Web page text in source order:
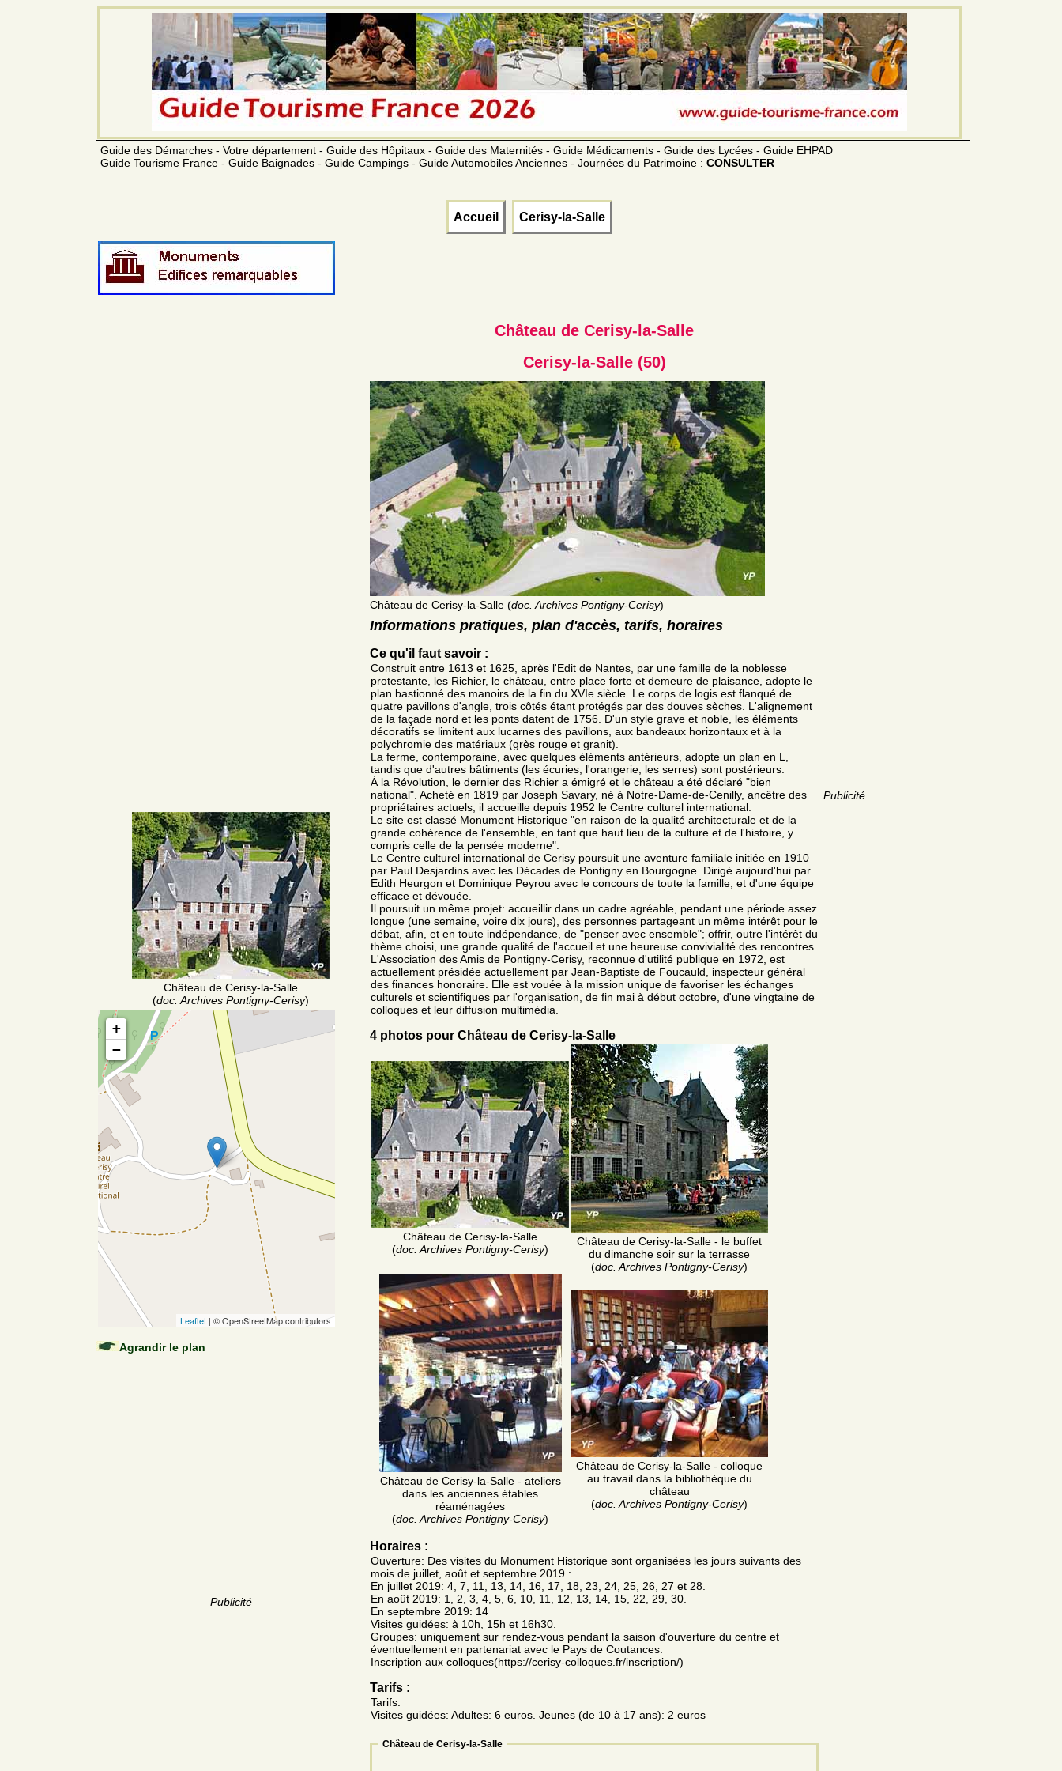
Guide des Démarches - Votre département - Guide des Hôpitaux - Guide des Maternités - Guide Médicaments - Guide des Lycées - Guide EHPAD
Guide Tourisme France - Guide Baignades - Guide Campings - Guide Automobiles Anciennes - Journées du Patrimoine : CONSULTER
Accueil Cerisy-la-Salle
Château de Cerisy-la-Salle
(doc. Archives Pontigny-Cerisy)
+
−
Leaflet | © OpenStreetMap contributors
Agrandir le plan
Publicité
Publicité
Château de Cerisy-la-Salle
Cerisy-la-Salle (50)
Château de Cerisy-la-Salle (doc. Archives Pontigny-Cerisy)
Informations pratiques, plan d'accès, tarifs, horaires
Ce qu'il faut savoir :
Construit entre 1613 et 1625, après l'Edit de Nantes, par une famille de la noblesse
protestante, les Richier, le château, entre place forte et demeure de plaisance, adopte le
plan bastionné des manoirs de la fin du XVIe siècle. Le corps de logis est flanqué de
quatre pavillons d'angle, trois côtés étant protégés par des douves sèches. L'alignement
de la façade nord et les ponts datent de 1756. D'un style grave et noble, les éléments
décoratifs se limitent aux lucarnes des pavillons, aux bandeaux horizontaux et à la
polychromie des matériaux (grès rouge et granit).
La ferme, contemporaine, avec quelques éléments antérieurs, adopte un plan en L,
tandis que d'autres bâtiments (les écuries, l'orangerie, les serres) sont postérieurs.
À la Révolution, le dernier des Richier a émigré et le château a été déclaré "bien
national". Acheté en 1819 par Joseph Savary, né à Notre-Dame-de-Cenilly, ancêtre des
propriétaires actuels, il accueille depuis 1952 le Centre culturel international.
Le site est classé Monument Historique "en raison de la qualité architecturale et de la
grande cohérence de l'ensemble, en tant que haut lieu de la culture et de l'histoire, y
compris celle de la pensée moderne".
Le Centre culturel international de Cerisy poursuit une aventure familiale initiée en 1910
par Paul Desjardins avec les Décades de Pontigny en Bourgogne. Dirigé aujourd'hui par
Edith Heurgon et Dominique Peyrou avec le concours de toute la famille, et d'une équipe
efficace et dévouée.
Il poursuit un même projet: accueillir dans un cadre agréable, pendant une période assez
longue (une semaine, voire dix jours), des personnes partageant un même intérêt pour le
débat, afin, et en toute indépendance, de "penser avec ensemble"; offrir, outre l'intérêt du
thème choisi, une grande qualité de l'accueil et une heureuse convivialité des rencontres.
L'Association des Amis de Pontigny-Cerisy, reconnue d'utilité publique en 1972, est
actuellement présidée actuellement par Jean-Baptiste de Foucauld, inspecteur général
des finances honoraire. Elle est vouée à la mission unique de favoriser les échanges
culturels et scientifiques par l'organisation, de fin mai à début octobre, d'une vingtaine de
colloques et leur diffusion multimédia.
4 photos pour Château de Cerisy-la-Salle
Château de Cerisy-la-Salle
(doc. Archives Pontigny-Cerisy)
Château de Cerisy-la-Salle - le buffet
du dimanche soir sur la terrasse
(doc. Archives Pontigny-Cerisy)
Château de Cerisy-la-Salle - ateliers
dans les anciennes étables
réaménagées
(doc. Archives Pontigny-Cerisy)
Château de Cerisy-la-Salle - colloque
au travail dans la bibliothèque du
château
(doc. Archives Pontigny-Cerisy)
Horaires :
Ouverture: Des visites du Monument Historique sont organisées les jours suivants des
mois de juillet, août et septembre 2019 :
En juillet 2019: 4, 7, 11, 13, 14, 16, 17, 18, 23, 24, 25, 26, 27 et 28.
En août 2019: 1, 2, 3, 4, 5, 6, 10, 11, 12, 13, 14, 15, 22, 29, 30.
En septembre 2019: 14
Visites guidées: à 10h, 15h et 16h30.
Groupes: uniquement sur rendez-vous pendant la saison d'ouverture du centre et
éventuellement en partenariat avec le Pays de Coutances.
Inscription aux colloques(https://cerisy-colloques.fr/inscription/)
Tarifs :
Tarifs:
Visites guidées: Adultes: 6 euros. Jeunes (de 10 à 17 ans): 2 euros
Château de Cerisy-la-Salle